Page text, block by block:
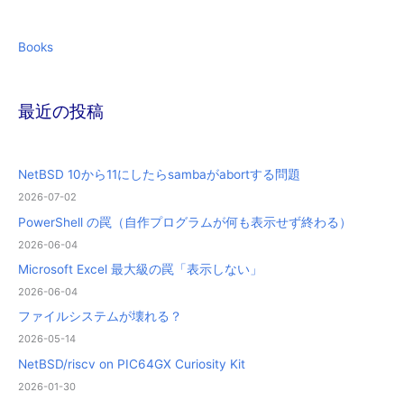
Books
最近の投稿
NetBSD 10から11にしたらsambaがabortする問題
2026-07-02
PowerShell の罠（自作プログラムが何も表示せず終わる）
2026-06-04
Microsoft Excel 最大級の罠「表示しない」
2026-06-04
ファイルシステムが壊れる？
2026-05-14
NetBSD/riscv on PIC64GX Curiosity Kit
2026-01-30